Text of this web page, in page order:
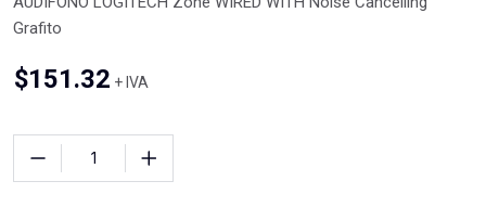
Grafito
$151.32 + IVA